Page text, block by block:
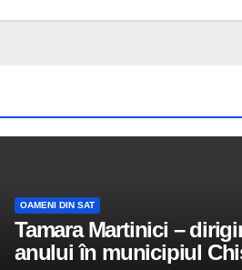
OAMENI DIN SAT
Tamara Martinici –
anului în municipiul